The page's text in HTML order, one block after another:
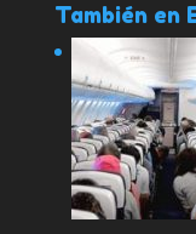
También en